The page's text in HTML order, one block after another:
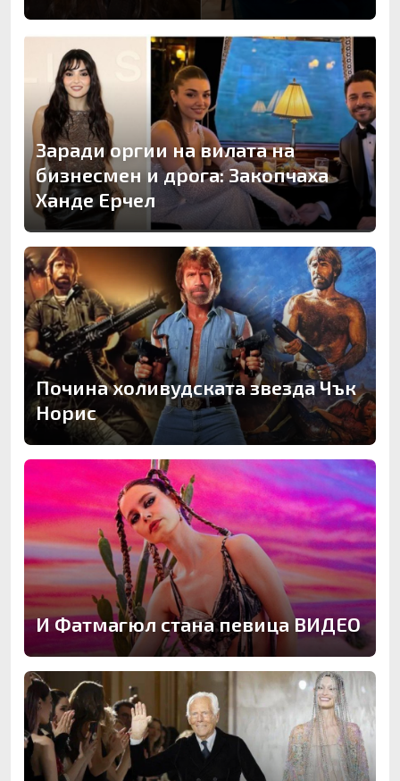
Заради оргии на вилата на
бизнесмен и дрога: Закопчаха
Ханде Ерчел
Почина холивудската звезда Чък
Норис
И Фатмагюл стана певица ВИДЕО